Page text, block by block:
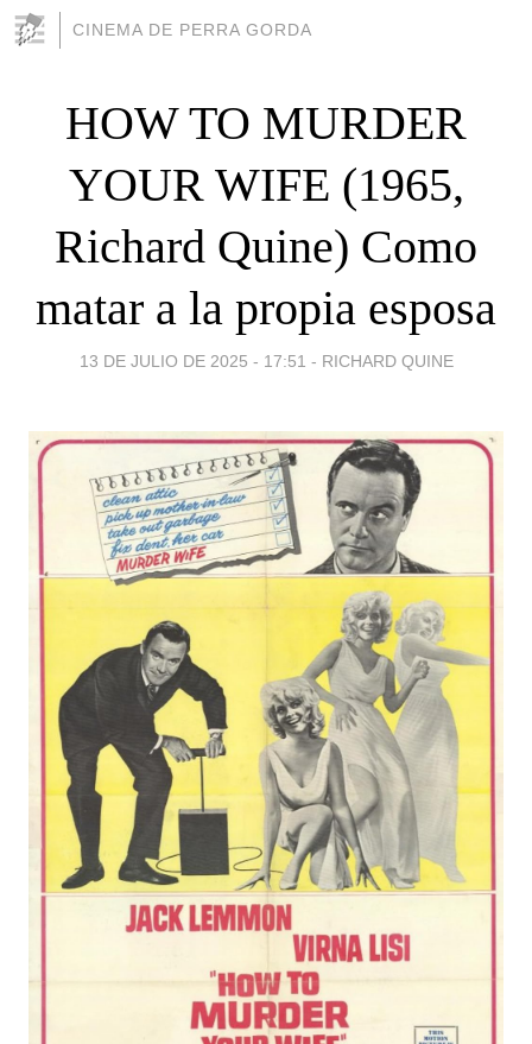
CINEMA DE PERRA GORDA
HOW TO MURDER
YOUR WIFE (1965,
Richard Quine) Como
matar a la propia esposa
13 DE JULIO DE 2025 - 17:51 - RICHARD QUINE